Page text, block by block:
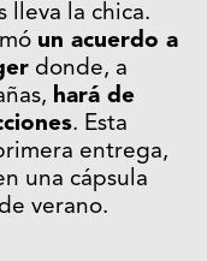
lleva la chica.
un acuerdo a
donde, a
hará de
. Esta
entrega,
una cápsula
verano.